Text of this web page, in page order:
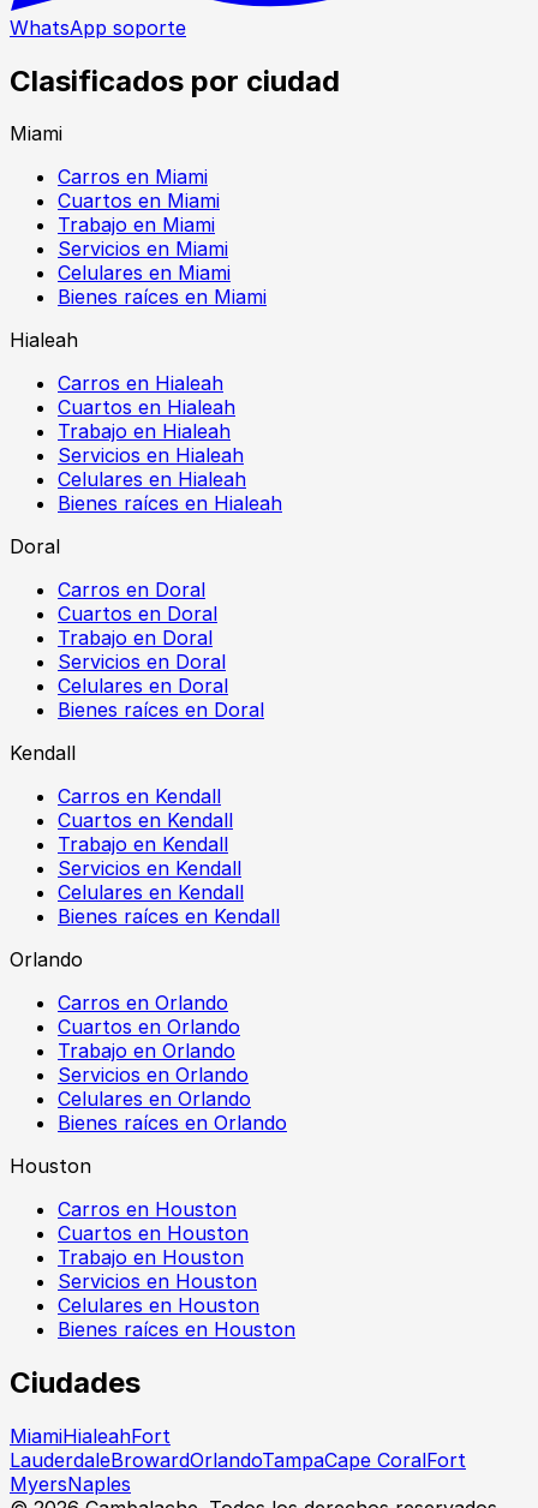
WhatsApp soporte
Clasificados por ciudad
Miami
Carros en Miami
Cuartos en Miami
Trabajo en Miami
Servicios en Miami
Celulares en Miami
Bienes raíces en Miami
Hialeah
Carros en Hialeah
Cuartos en Hialeah
Trabajo en Hialeah
Servicios en Hialeah
Celulares en Hialeah
Bienes raíces en Hialeah
Doral
Carros en Doral
Cuartos en Doral
Trabajo en Doral
Servicios en Doral
Celulares en Doral
Bienes raíces en Doral
Kendall
Carros en Kendall
Cuartos en Kendall
Trabajo en Kendall
Servicios en Kendall
Celulares en Kendall
Bienes raíces en Kendall
Orlando
Carros en Orlando
Cuartos en Orlando
Trabajo en Orlando
Servicios en Orlando
Celulares en Orlando
Bienes raíces en Orlando
Houston
Carros en Houston
Cuartos en Houston
Trabajo en Houston
Servicios en Houston
Celulares en Houston
Bienes raíces en Houston
Ciudades
MiamiHialeahFort
LauderdaleBrowardOrlandoTampaCape CoralFort
MyersNaples